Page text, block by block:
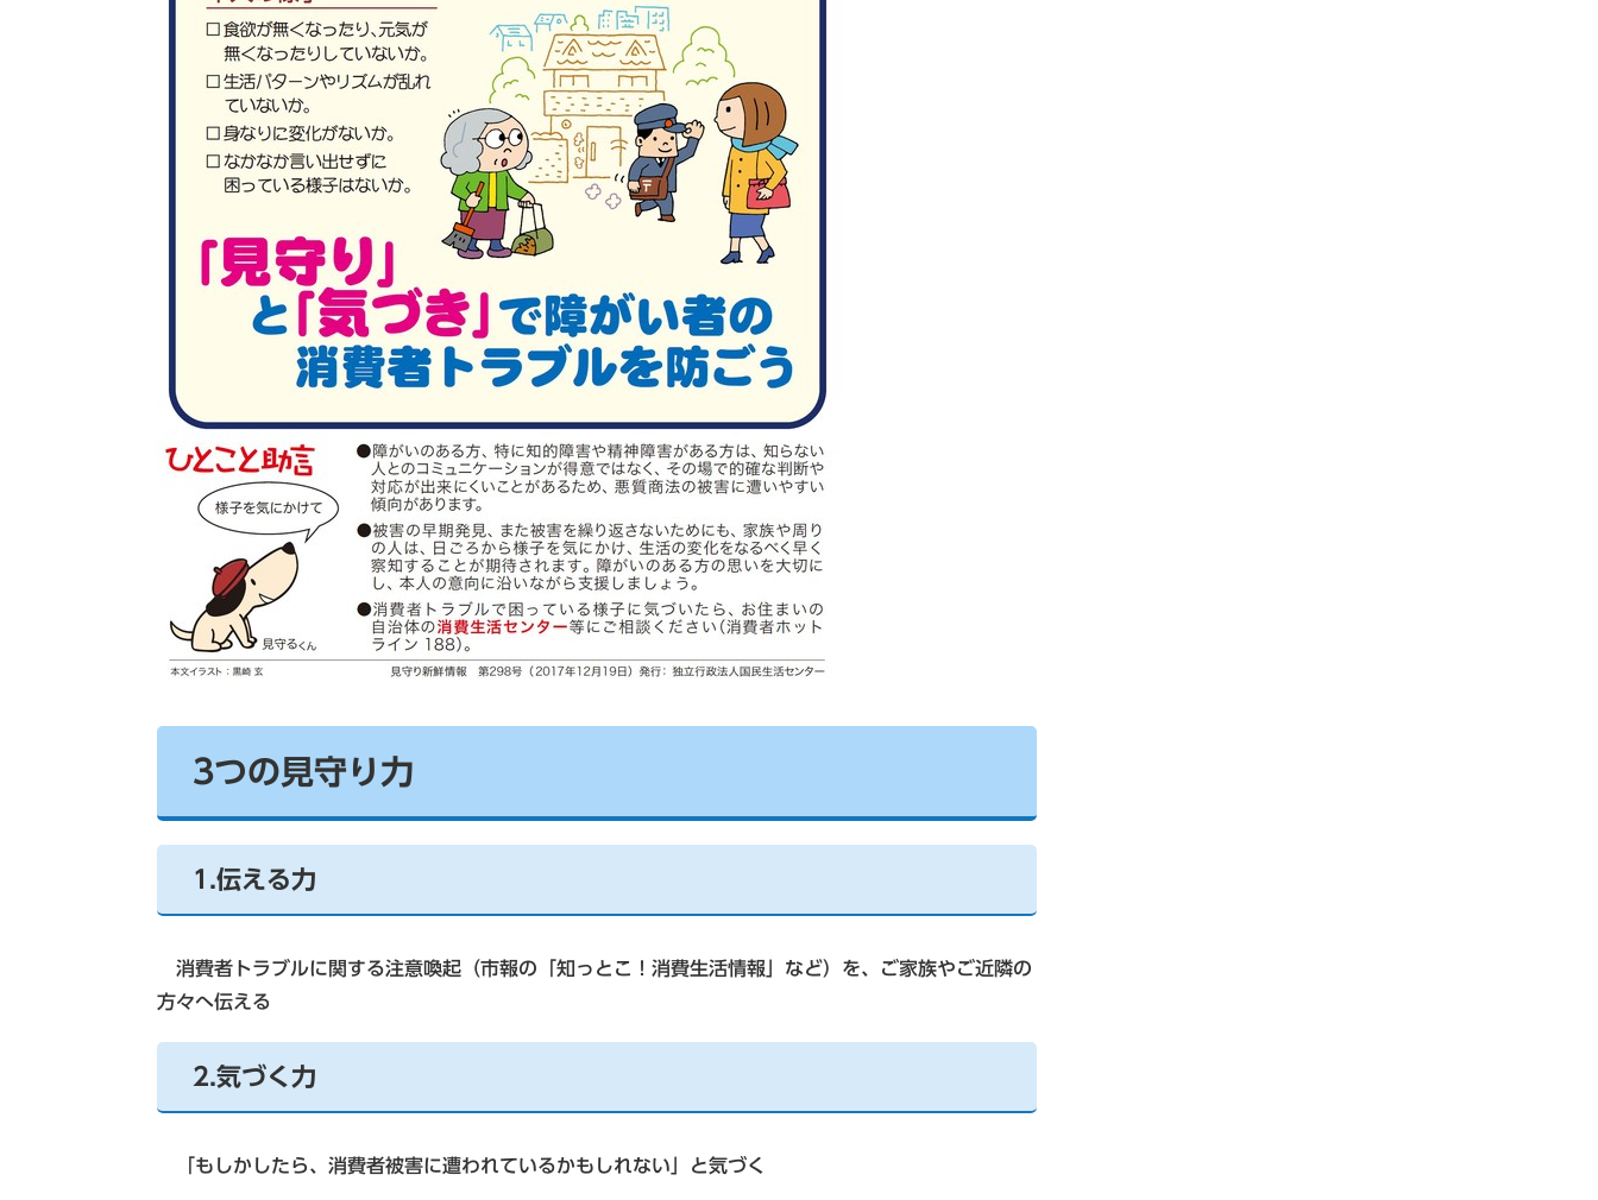
3つの見守り力
1.伝える力
消費者トラブルに関する注意喚起（市報の「知っとこ！消費生活情報」など）を、ご家族やご近隣の
方々へ伝える
2.気づく力
「もしかしたら、消費者被害に遭われているかもしれない」と気づく